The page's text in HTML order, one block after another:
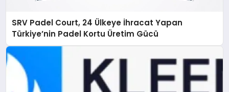
SRV Padel Court, 24 Ülkeye İhracat Yapan
Türkiye’nin Padel Kortu Üretim Gücü